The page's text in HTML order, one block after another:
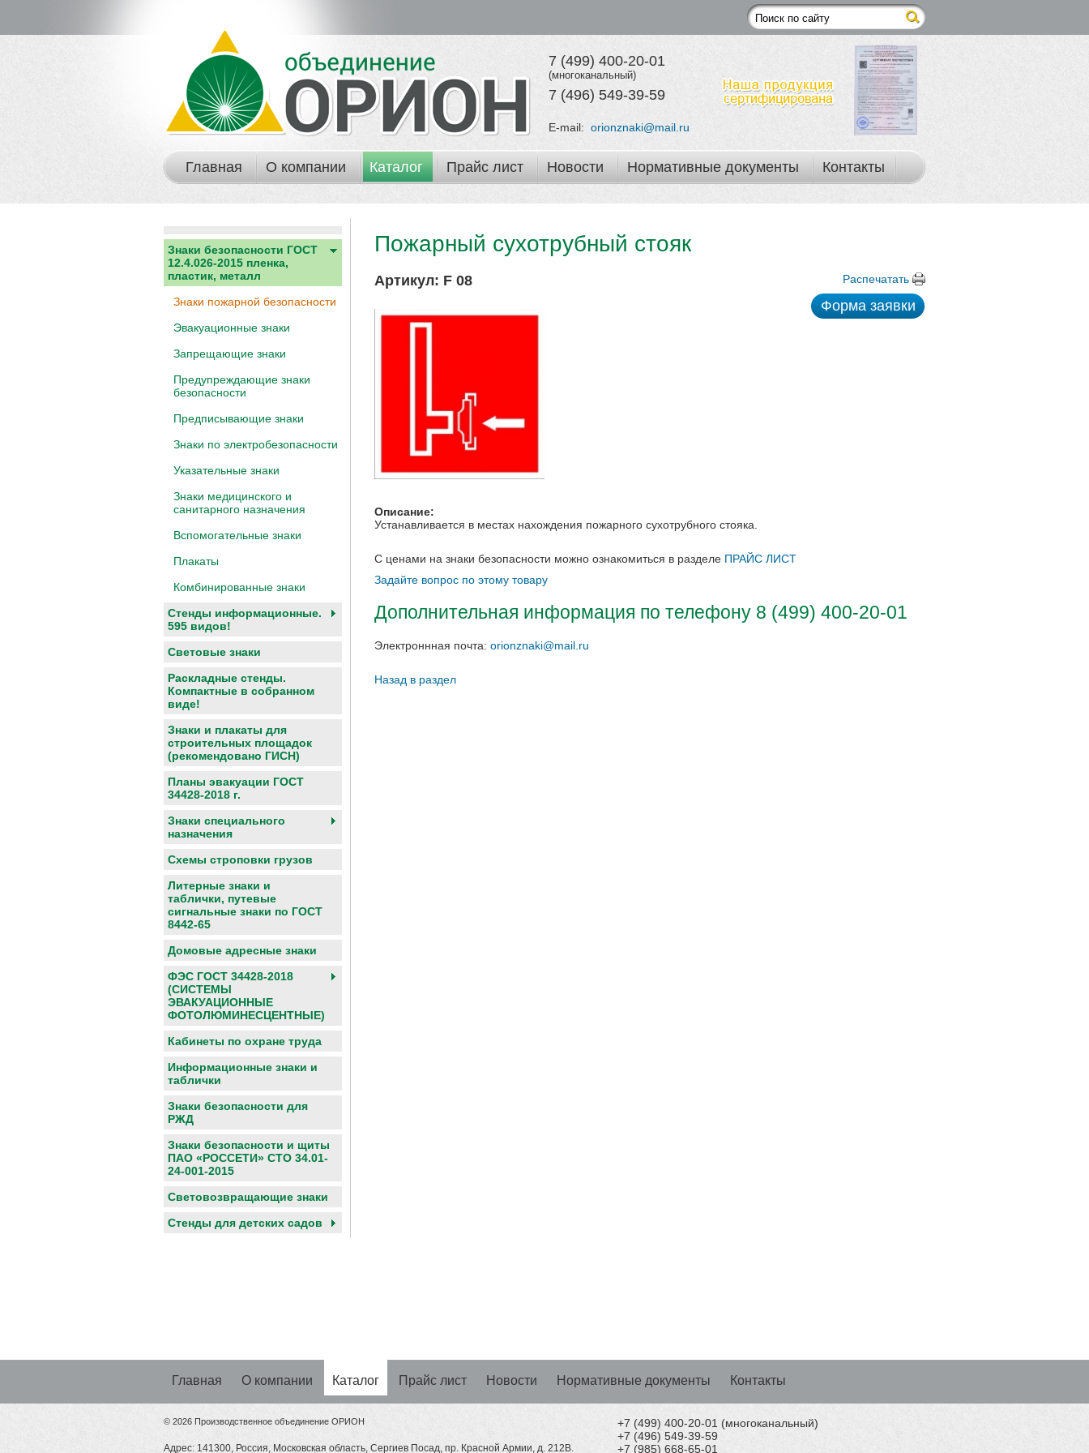
7 (499) 400-20-01
(многоканальный)
7 (496) 549-39-59
E-mail: orionznaki@mail.ru
Главная О компании Каталог Прайс лист Новости Нормативные документы Контакты
Знаки безопасности ГОСТ
12.4.026-2015 пленка,
пластик, металл
Знаки пожарной безопасности
Эвакуационные знаки
Запрещающие знаки
Предупреждающие знаки
безопасности
Предписывающие знаки
Знаки по электробезопасности
Указательные знаки
Знаки медицинского и
санитарного назначения
Вспомогательные знаки
Плакаты
Комбинированные знаки
Стенды информационные.
595 видов!
Световые знаки
Раскладные стенды.
Компактные в собранном
виде!
Знаки и плакаты для
строительных площадок
(рекомендовано ГИСН)
Планы эвакуации ГОСТ
34428-2018 г.
Знаки специального
назначения
Схемы строповки грузов
Литерные знаки и
таблички, путевые
сигнальные знаки по ГОСТ
8442-65
Домовые адресные знаки
ФЭС ГОСТ 34428-2018
(СИСТЕМЫ
ЭВАКУАЦИОННЫЕ
ФОТОЛЮМИНЕСЦЕНТНЫЕ)
Кабинеты по охране труда
Информационные знаки и
таблички
Знаки безопасности для
РЖД
Знаки безопасности и щиты
ПАО «РОССЕТИ» СТО 34.01-
24-001-2015
Световозвращающие знаки
Cтенды для детских садов
Пожарный сухотрубный стояк
Артикул: F 08 Распечатать
Форма заявки
Описание:
Устанавливается в местах нахождения пожарного сухотрубного стояка.
С ценами на знаки безопасности можно ознакомиться в разделе ПРАЙС ЛИСТ
Задайте вопрос по этому товару
Дополнительная информация по телефону 8 (499) 400-20-01
Электроннная почта: orionznaki@mail.ru
Назад в раздел
Главная О компании Каталог Прайс лист Новости Нормативные документы Контакты
© 2026 Производственное объединение ОРИОН
Адрес: 141300, Россия, Московская область, Сергиев Посад, пр. Красной Армии, д. 212В.
+7 (499) 400-20-01 (многоканальный)
+7 (496) 549-39-59
+7 (985) 668-65-01